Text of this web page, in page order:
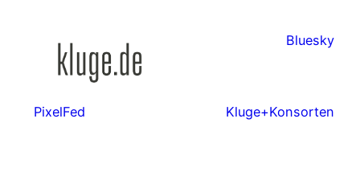
Bluesky
PixelFed Kluge+Konsorten